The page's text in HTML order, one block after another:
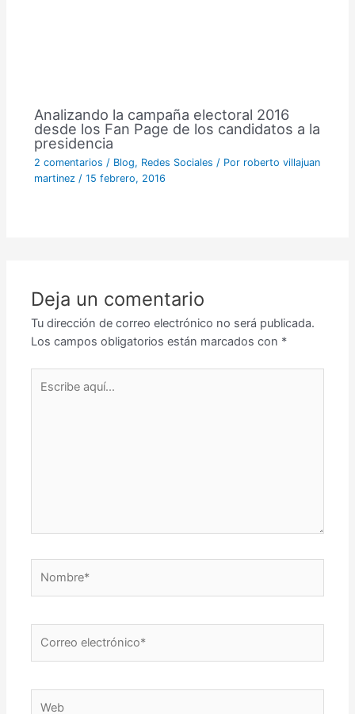
Analizando la campaña electoral 2016
desde los Fan Page de los candidatos a la
presidencia
2 comentarios / Blog, Redes Sociales / Por roberto villajuan
martinez / 15 febrero, 2016
Deja un comentario
Tu dirección de correo electrónico no será publicada.
Los campos obligatorios están marcados con *
aquí...
electrónico*